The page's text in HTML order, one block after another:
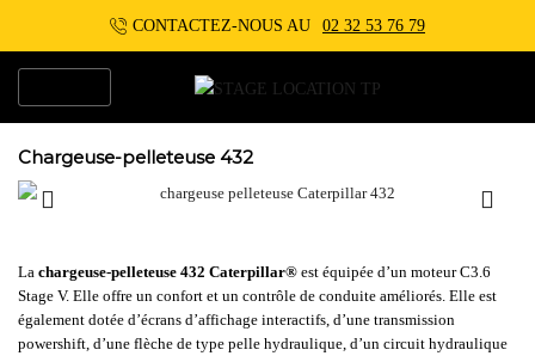
CONTACTEZ-NOUS AU 02 32 53 76 79
Chargeuse-pelleteuse 432
La chargeuse-pelleteuse 432 Caterpillar® est équipée d’un moteur C3.6
Stage V. Elle offre un confort et un contrôle de conduite améliorés. Elle est
également dotée d’écrans d’affichage interactifs, d’une transmission
powershift, d’une flèche de type pelle hydraulique, d’un circuit hydraulique